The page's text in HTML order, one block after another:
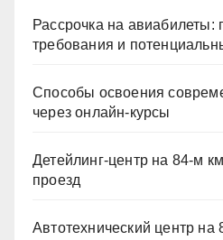
Рассрочка на
требования и
Способы освоения
через онлайн-курсы
Детейлинг-центр на 84-м
проезд
Автотехнический центр